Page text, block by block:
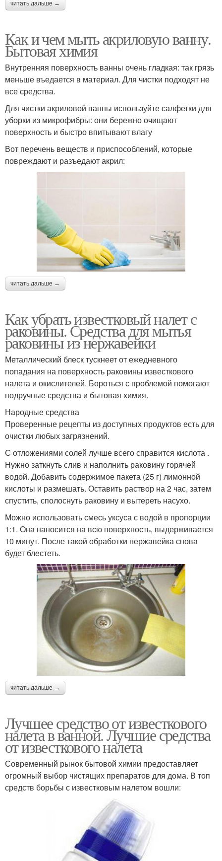
читать дальше →
Как и чем мыть акриловую ванну.
Бытовая химия
Внутренняя поверхность ванны очень гладкая: так грязь
меньше въедается в материал. Для чистки подходят не
все средства.
Для чистки акриловой ванны используйте салфетки для
уборки из микрофибры: они бережно очищают
поверхность и быстро впитывают влагу
Вот перечень веществ и приспособлений, которые
повреждают и разъедают акрил:
читать дальше →
Как убрать известковый налет с
раковины. Средства для мытья
раковины из нержавейки
Металлический блеск тускнеет от ежедневного
попадания на поверхность раковины известкового
налета и окислителей. Бороться с проблемой помогают
подручные средства и бытовая химия.
Народные средства
Проверенные рецепты из доступных продуктов есть для
очистки любых загрязнений.
С отложениями солей лучше всего справится кислота .
Нужно заткнуть слив и наполнить раковину горячей
водой. Добавить содержимое пакета (25 г) лимонной
кислоты и размешать. Оставить раствор на 2 час, затем
спустить, сполоснуть раковину и вытереть насухо.
Можно использовать смесь уксуса с водой в пропорции
1:1. Она наносится на всю поверхность, выдерживается
10 минут. После такой обработки нержавейка снова
будет блестеть.
читать дальше →
Лучшее средство от известкового
налета в ванной. Лучшие средства
от известкового налета
Современный рынок бытовой химии предоставляет
огромный выбор чистящих препаратов для дома. В топ
средств борьбы с известковым налетом вошли: